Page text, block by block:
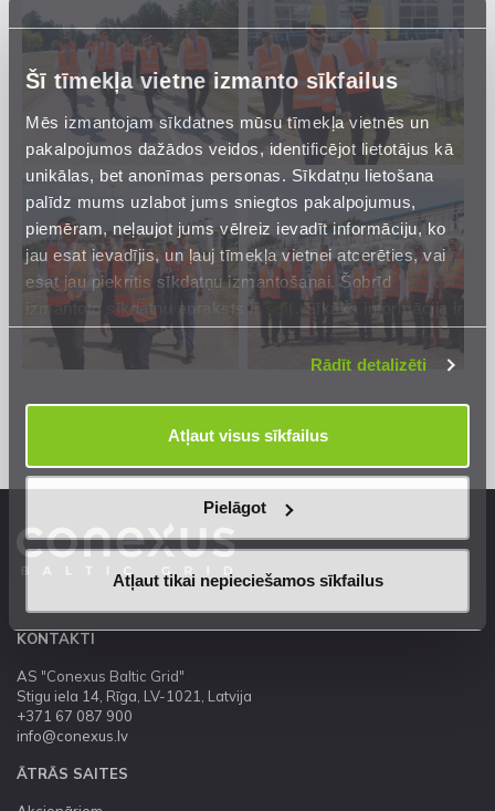
Šī tīmekļa vietne izmanto sīkfailus
Mēs izmantojam sīkdatnes mūsu tīmekļa vietnēs un
pakalpojumos dažādos veidos, identificējot lietotājus kā
unikālas, bet anonīmas personas. Sīkdatņu lietošana
palīdz mums uzlabot jums sniegtos pakalpojumus,
piemēram, neļaujot jums vēlreiz ievadīt informāciju, ko
jau esat ievadījis, un ļauj tīmekļa vietnei atcerēties, vai
esat jau piekritis sīkdatņu izmantošanai. Šobrīd
izmantoto sīkdatņu apraksts ir
. Sīkāka informācija ir
mūsuPrivātuma atrunā.
Rādīt detalizēti
Atļaut visus sīkfailus
Pielāgot
Atļaut tikai nepieciešamos sīkfailus
KONTAKTI
AS "Conexus Baltic Grid"
Stigu iela 14, Rīga, LV-1021, Latvija
+371 67 087 900
info@conexus.lv
ĀTRĀS SAITES